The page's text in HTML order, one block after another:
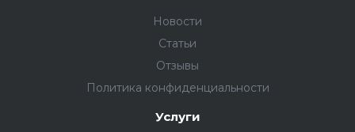
Новости
Статьи
Отзывы
Политика конфиденциальности
Услуги